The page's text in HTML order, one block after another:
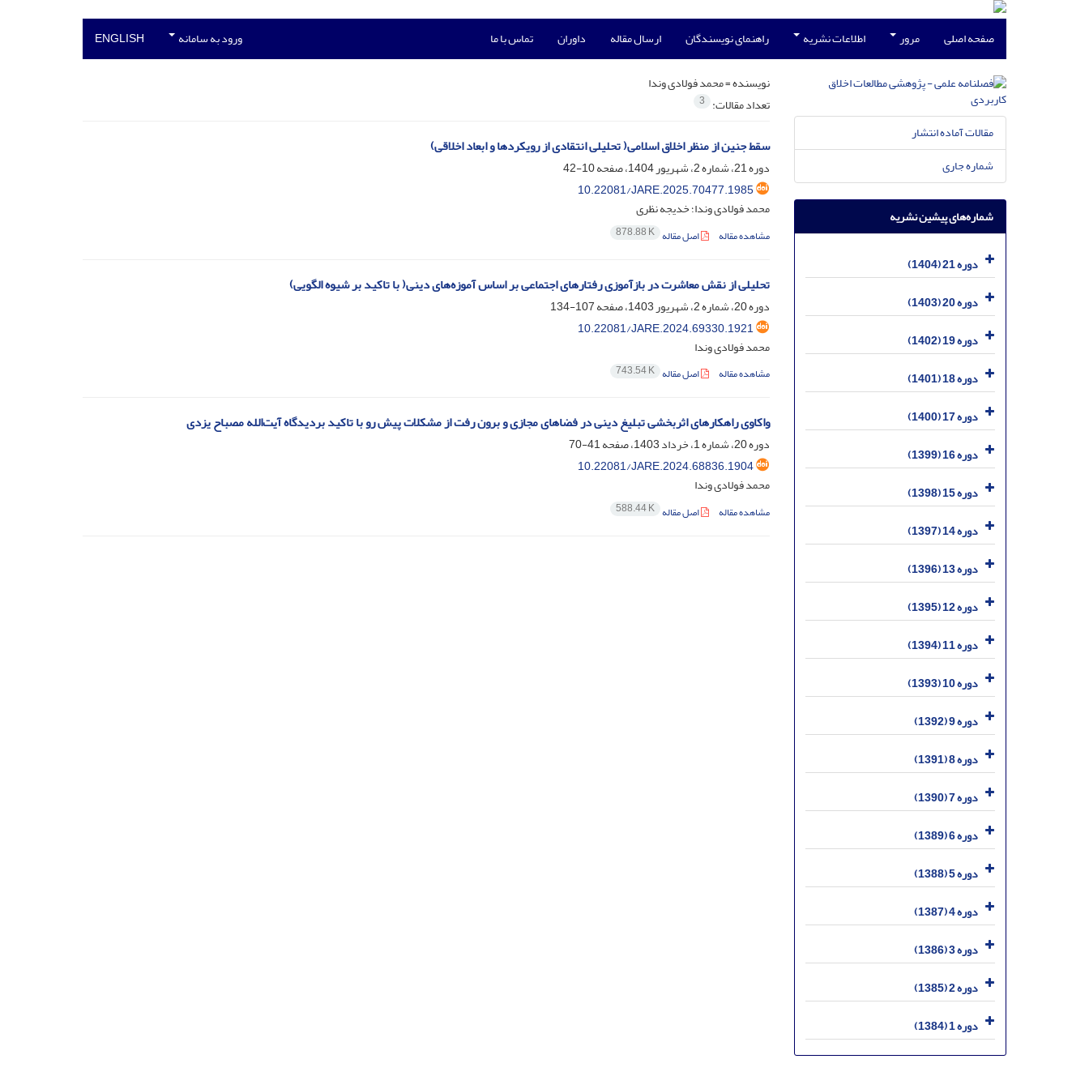
صفحه اصلی مرور اطلاعات نشریه راهنمای نویسندگان ارسال مقاله داوران تماس با ما ورود به سامانه ENGLISH
نویسنده =محمد فولادی وندا
تعداد مقالات: 3
سقط جنین از منظر اخلاق اسلامی( تحلیلی انتقادی از رویکردها و ابعاد اخلاقی)
دوره 21، شماره 2، شهریور 1404، صفحه
10-42
10.22081/JARE.2025.70477.1985
محمد فولادی وندا؛ خدیجه نظری
مشاهده مقاله اصل مقاله 878.88 K
تحلیلی از نقش معاشرت در بازآموزی رفتارهای اجتماعی بر اساس آموزه‌های دینی( با تاکید بر شیوه الگویی)
دوره 20، شماره 2، شهریور 1403، صفحه
107-134
10.22081/JARE.2024.69330.1921
محمد فولادی وندا
مشاهده مقاله اصل مقاله 743.54 K
واکاوی راهکارهای اثربخشی تبلیغ دینی در فضاهای مجازی و برون رفت از مشکلات پیش رو با تاکید بردیدگاه آیت‌الله مصباح یزدی
دوره 20، شماره 1، خرداد 1403، صفحه
41-70
10.22081/JARE.2024.68836.1904
محمد فولادی وندا
مشاهده مقاله اصل مقاله 588.44 K
مقالات آماده انتشار
شماره جاری
شماره‌های پیشین نشریه
دوره 21 (1404)
دوره 20 (1403)
دوره 19 (1402)
دوره 18 (1401)
دوره 17 (1400)
دوره 16 (1399)
دوره 15 (1398)
دوره 14 (1397)
دوره 13 (1396)
دوره 12 (1395)
دوره 11 (1394)
دوره 10 (1393)
دوره 9 (1392)
دوره 8 (1391)
دوره 7 (1390)
دوره 6 (1389)
دوره 5 (1388)
دوره 4 (1387)
دوره 3 (1386)
دوره 2 (1385)
دوره 1 (1384)